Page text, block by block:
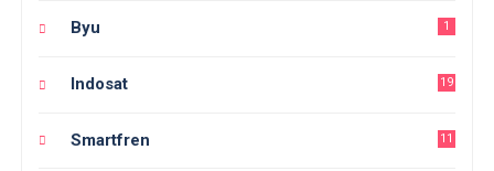
Byu 1
Indosat 19
Smartfren 11